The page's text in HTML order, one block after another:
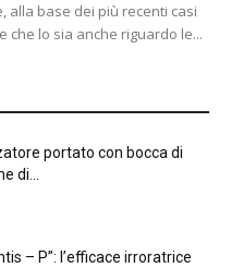
alla base dei più recenti casi
che lo sia anche riguardo le...
portato con bocca di
di...
– P”: l’efficace irroratrice